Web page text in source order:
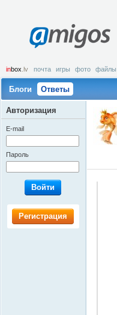
amigos
inbox .lv почта игры фото файлы
Блоги Ответы
Авторизация
E-mail
Пароль
Войти
Регистрация